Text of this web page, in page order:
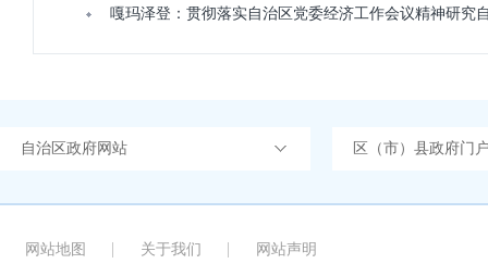
嘎玛泽登：贯彻落实自治区党委经济工作会议精神研究
自治区政府网站 区（市）县政府门
网站地图 关于我们 网站声明